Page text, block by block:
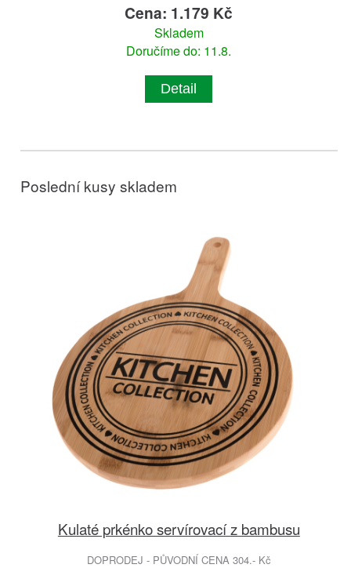
Cena: 1.179 Kč
Skladem
Doručíme do: 11.8.
Detail
Poslední kusy skladem
Kulaté prkénko servírovací z bambusu
DOPRODEJ - PŮVODNÍ CENA 304.- Kč